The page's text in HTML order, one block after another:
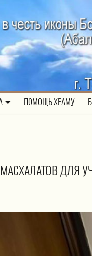
ПОМОЩЬ ХРАМУ
ДЛЯ